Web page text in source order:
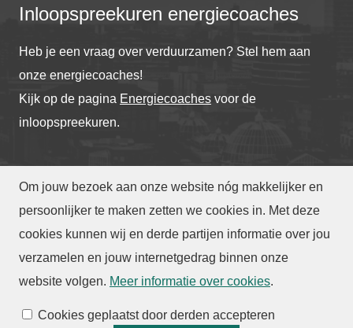
Om jouw bezoek aan onze website nóg makkelijker en
persoonlijker te maken zetten we cookies in. Met deze
cookies kunnen wij en derde partijen informatie over jou
verzamelen en jouw internetgedrag binnen onze
website volgen. Meer informatie over cookies.
Cookies geplaatst door derden accepteren
Inloopspreekuren energiecoaches
Heb je een vraag over verduurzamen? Stel hem aan
onze energiecoaches!
Kijk op de pagina Energiecoaches voor de
inloopspreekuren.
© Gemeente Eindhoven2026
Toegankelijkheid |Privacy |Webarchief
Cookies beheren